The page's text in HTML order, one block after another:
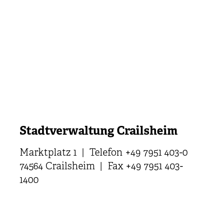
Stadtverwaltung Crailsheim
Marktplatz 1 | Telefon +49 7951 403-0
74564 Crailsheim | Fax +49 7951 403-
1400